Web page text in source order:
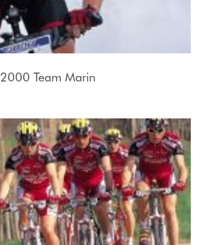
2000 Team Marin